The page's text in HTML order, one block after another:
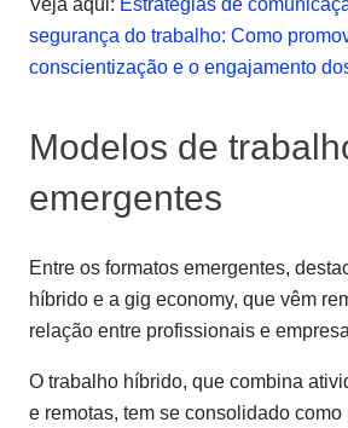
Veja aqui: Estratégias de
segurança do trabalho: Como
conscientização e o engajamento
Modelos de
emergentes
Entre os formatos emergentes,
híbrido e a gig economy, que vêm
relação entre profissionais e
O trabalho híbrido, que combina
e remotas, tem se consolidado como